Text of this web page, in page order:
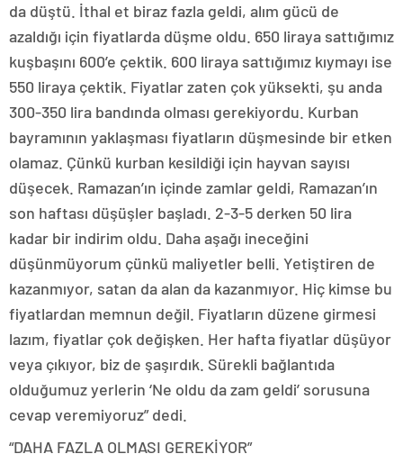
da düştü. İthal et biraz fazla geldi, alım gücü de
azaldığı için fiyatlarda düşme oldu. 650 liraya sattığımız
kuşbaşını 600’e çektik. 600 liraya sattığımız kıymayı ise
550 liraya çektik. Fiyatlar zaten çok yüksekti, şu anda
300-350 lira bandında olması gerekiyordu. Kurban
bayramının yaklaşması fiyatların düşmesinde bir etken
olamaz. Çünkü kurban kesildiği için hayvan sayısı
düşecek. Ramazan’ın içinde zamlar geldi, Ramazan’ın
son haftası düşüşler başladı. 2-3-5 derken 50 lira
kadar bir indirim oldu. Daha aşağı ineceğini
düşünmüyorum çünkü maliyetler belli. Yetiştiren de
kazanmıyor, satan da alan da kazanmıyor. Hiç kimse bu
fiyatlardan memnun değil. Fiyatların düzene girmesi
lazım, fiyatlar çok değişken. Her hafta fiyatlar düşüyor
veya çıkıyor, biz de şaşırdık. Sürekli bağlantıda
olduğumuz yerlerin ‘Ne oldu da zam geldi’ sorusuna
cevap veremiyoruz” dedi.
“DAHA FAZLA OLMASI GEREKİYOR”